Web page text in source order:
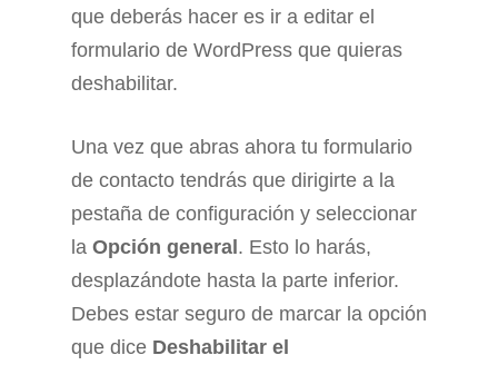
que deberás hacer es ir a editar el
formulario de WordPress que quieras
deshabilitar.
Una vez que abras ahora tu formulario
de contacto tendrás que dirigirte a la
pestaña de configuración y seleccionar
la Opción general . Esto lo harás,
desplazándote hasta la parte inferior.
Debes estar seguro de marcar la opción
que dice Deshabilitar el